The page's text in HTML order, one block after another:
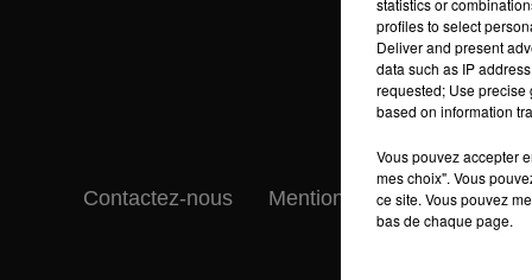
Contactez-nous Mentions légales
statistics or
profiles to select
Deliver and present
data such as IP
requested; Use precise
based on information
Vous pouvez accepter
mes choix". Vous
ce site. Vous pouvez
bas de chaque page.